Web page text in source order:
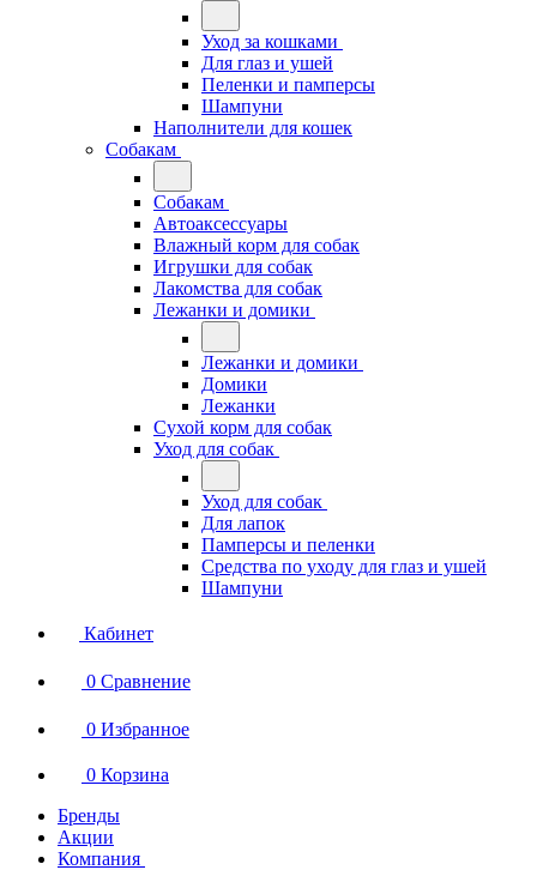
Уход за кошками
Для глаз и ушей
Пеленки и памперсы
Шампуни
Наполнители для кошек
Собакам
Собакам
Автоаксессуары
Влажный корм для собак
Игрушки для собак
Лакомства для собак
Лежанки и домики
Лежанки и домики
Домики
Лежанки
Сухой корм для собак
Уход для собак
Уход для собак
Для лапок
Памперсы и пеленки
Средства по уходу для глаз и ушей
Шампуни
Кабинет
0 Сравнение
0 Избранное
0 Корзина
Бренды
Акции
Компания